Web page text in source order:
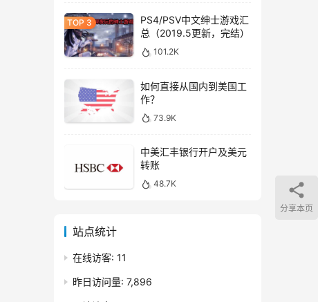
PS4/PSV中文绅士游戏汇
总（2019.5更新，完结）
101.2K
如何直接从国内到美国工
作？
73.9K
中美汇丰银行开户及美元
转账
48.7K
站点统计
在线访客: 11
昨日访问量: 7,896
分享本页